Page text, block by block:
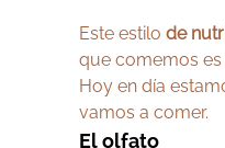
Este estilo de
que comemos
Hoy en día
vamos a comer.
El olfato